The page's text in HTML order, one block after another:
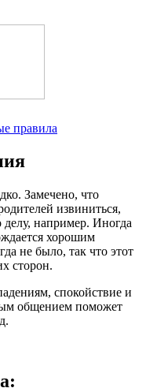
правила
Замечено, что
извиниться,
делу, например. Иногда
хорошим
не было, так что этот
сторон.
спокойствие и
общением поможет